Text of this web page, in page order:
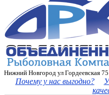
Нижний Новгород ул Гордеевская
Почему у нас выгодно?